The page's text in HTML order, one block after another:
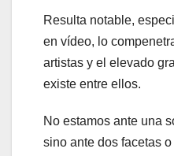
Resulta notable,
en vídeo, lo
artistas y el elevado
existe entre ellos.
No estamos ante una
sino ante dos facetas